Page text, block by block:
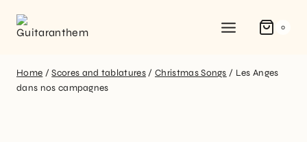
0
Home / Scores and tablatures / Christmas Songs / Les Anges
dans nos campagnes